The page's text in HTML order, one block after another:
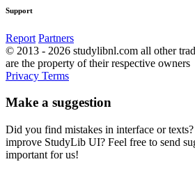
Support
Report Partners
© 2013 - 2026 studylibnl.com all other
are the property of their respective owners
Privacy Terms
Make a suggestion
Did you find mistakes in interface or
improve StudyLib UI? Feel free to send
important for us!